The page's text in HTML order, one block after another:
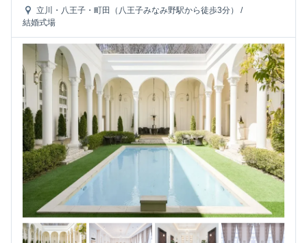
立川・八王子・町田（八王子みなみ野駅から徒歩3分）
/
結婚式場